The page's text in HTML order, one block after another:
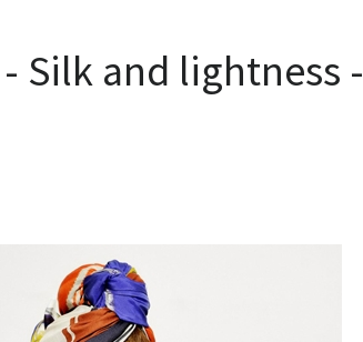
Silk and lightness -